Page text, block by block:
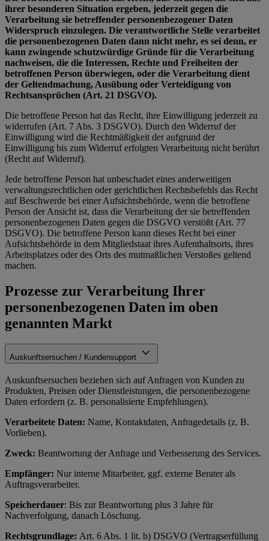
ihrer besonderen Situation ergeben, jederzeit gegen die
Verarbeitung sie betreffender personenbezogener Daten
Widerspruch einzulegen. Die verantwortliche Stelle verarbeitet
die personenbezogenen Daten dann nicht mehr, es sei denn, er
kann zwingende schutzwürdige Gründe für die Verarbeitung
nachweisen, die die Interessen, Rechte und Freiheiten der
betroffenen Person überwiegen, oder die Verarbeitung dient
der Geltendmachung, Ausübung oder Verteidigung von
Rechtsansprüchen (Art. 21 DSGVO).
Die betroffene Person hat das Recht, ihre Einwilligung jederzeit zu
widerrufen (Art. 7 Abs. 3 DSGVO). Durch den Widerruf der
Einwilligung wird die Rechtmäßigkeit der aufgrund der
Einwilligung bis zum Widerruf erfolgten Verarbeitung nicht berührt
(Recht auf Widerruf).
Jede betroffene Person hat unbeschadet eines anderweitigen
verwaltungsrechtlichen oder gerichtlichen Rechtsbefehls das Recht
auf Beschwerde bei einer Aufsichtsbehörde, wenn die betroffene
Person der Ansicht ist, dass die Verarbeitung der sie betreffenden
personenbezogenen Daten gegen die DSGVO verstößt (Art. 77
DSGVO). Die betroffene Person kann dieses Recht bei einer
Aufsichtsbehörde in dem Mitgliedstaat ihres Aufenthaltsorts, ihres
Arbeitsplatzes oder des Orts des mutmaßlichen Verstoßes geltend
machen.
Prozesse zur Verarbeitung Ihrer
personenbezogenen Daten im oben
genannten Markt
Auskunftsersuchen / Kundensupport
Auskunftsersuchen beziehen sich auf Anfragen von Kunden zu
Produkten, Preisen oder Dienstleistungen, die personenbezogene
Daten erfordern (z. B. personalisierte Empfehlungen).
Verarbeitete Daten: Name, Kontaktdaten, Anfragedetails (z. B.
Vorlieben).
Zweck: Beantwortung der Anfrage und Verbesserung des Services.
Empfänger: Nur interne Mitarbeiter, ggf. externe Berater als
Auftragsverarbeiter.
Speicherdauer: Bis zur Beantwortung plus 3 Jahre für
Nachverfolgung, danach Löschung.
Rechtsgrundlage: Art. 6 Abs. 1 lit. b) DSGVO (Vertragserfüllung